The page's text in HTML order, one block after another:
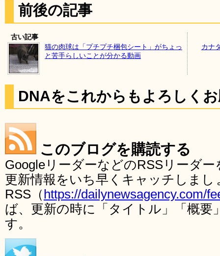
前後の記事
古い記事
猫の肉球は「プチプチ梱包シート」がちょっ
と苦手らしいことが分かる動画
カナ
DNAをこれからもよろしく
このブログを購読する
GoogleリーダーなどのRSSリーダ
更新情報をいち早くキャッチしま
RSS（ https://dailynewsagency.com/
ば、更新の時に「タイトル」「概要
す。